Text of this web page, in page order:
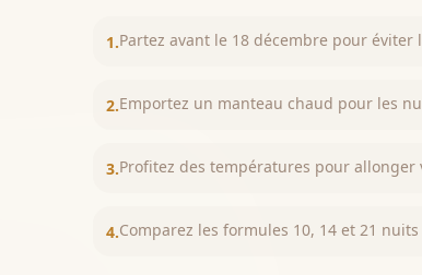
1.Partez avant le 18 décembre pour
2.Emportez un manteau chaud pour les
3.Profitez des températures pour allonger
4.Comparez les formules 10, 14 et 21